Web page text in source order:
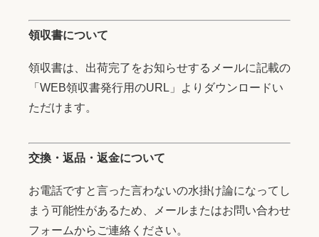
領収書について
領収書は、出荷完了をお知らせするメールに記載の
「WEB領収書発行用のURL」よりダウンロードい
ただけます。
交換・返品・返金について
お電話ですと言った言わないの水掛け論になってし
まう可能性があるため、メールまたはお問い合わせ
フォームからご連絡ください。